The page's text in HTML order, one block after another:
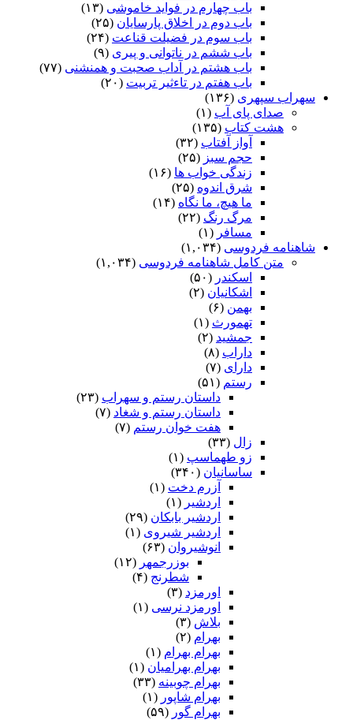
باب چهارم در فواید خاموشى (۱۳)
باب دوم در اخلاق پارسایان (۲۵)
باب سوم در فضیلت قناعت (۲۴)
باب ششم در ناتوانى و پیرى (۹)
باب هشتم در آداب صحبت و همنشنى (۷۷)
باب هفتم در تاءثیر تربیت (۲۰)
سهراب سپهری (۱۳۶)
صدای پای آب (۱)
هشت کتاب (۱۳۵)
آواز آفتاب (۳۲)
حجم سبز (۲۵)
زندگی خواب ها (۱۶)
شرق اندوه (۲۵)
ما هیچ، ما نگاه (۱۴)
مرگ رنگ (۲۲)
مسافر (۱)
شاهنامه فردوسی (۱,۰۳۴)
متن کامل شاهنامه فردوسی (۱,۰۳۴)
اسکندر (۵۰)
اشکانیان (۲)
بهمن (۶)
تهمورث (۱)
جمشید (۲)
داراب (۸)
دارای (۷)
رستم (۵۱)
داستان رستم و سهراب (۲۳)
داستان رستم و شغاد (۷)
هفت خوان رستم‏ (۷)
زال (۳۳)
زو طهماسپ‏ (۱)
ساسانیان (۳۴۰)
آزرم دخت (۱)
اردشیر (۱)
اردشیر بابکان (۲۹)
اردشیر شیروی (۱)
انوشیروان (۶۳)
بوزرجمهر (۱۲)
شطرنج (۴)
اورمزد (۳)
اورمزد نرسى‏ (۱)
بلاش (۳)
بهرام (۲)
بهرام بهرام (۱)
بهرام بهرامیان‏ (۱)
بهرام چوبینه (۳۳)
بهرام شاپور (۱)
بهرام گور (۵۹)